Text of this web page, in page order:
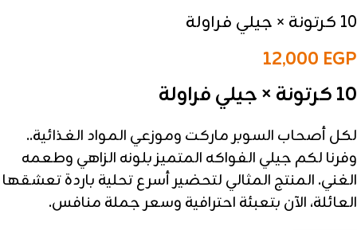
10 كرتونة × جيلي فراولة
12,000 EGP
10 كرتونة × جيلي فراولة
لكل أصحاب السوبر ماركت وموزعي المواد الغذائية..
وفرنا لكم جيلي الفواكه المتميز بلونه الزاهي وطعمه
الغني. المنتج المثالي لتحضير أسرع تحلية باردة تعشقها
العائلة، الآن بتعبئة احترافية وسعر جملة منافس.